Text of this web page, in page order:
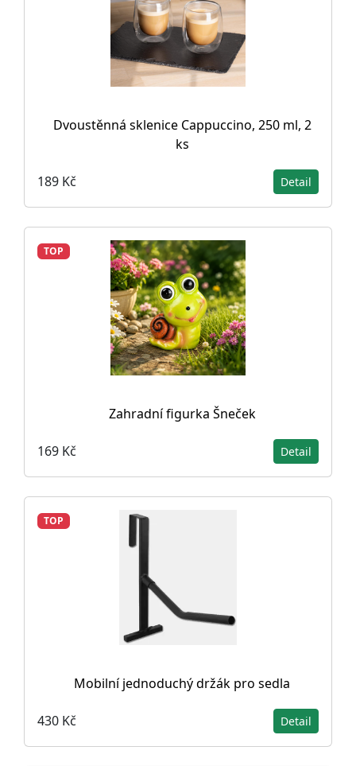
Dvoustěnná sklenice Cappuccino, 250 ml, 2
ks
189 Kč Detail
TOP
Zahradní figurka Šneček
169 Kč Detail
TOP
Mobilní jednoduchý držák pro sedla
430 Kč Detail